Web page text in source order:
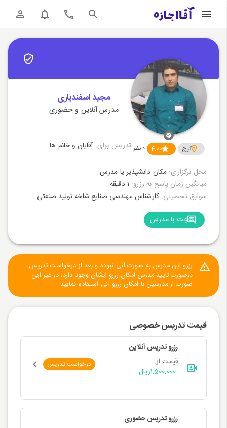
مجید اسفندیاری
مدرس آنلاین و حضوری
کرج 4.00
0 نظر تدریس برای: آقایان و خانم ها
محل برگزاری: مکان دانشپذیر یا مدرس
میانگین زمان پاسخ به رزرو: 1 دقیقه
سوابق تحصیلی:کارشناس مهندسی صنایع شاخه تولید صنعتی
چت با مدرس
رزرو این مدرس به صورت آنی نبوده و بعد از درخواست تدریس،
درصورت تایید مدرس امکان رزرو ایشان وجود دارد، در غیر این
صورت از مدرسین با امکان رزرو آنی استفاده نمایید.
قیمت تدریس خصوصی
رزرو تدریس آنلاین
قیمت از:
1,500,000ریال
درخواست تدریس
رزرو تدریس حضوری